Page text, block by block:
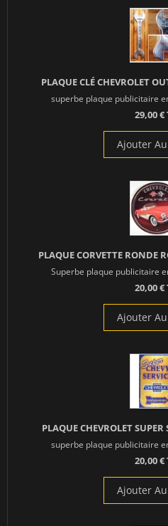
PLAQUE CLÉ CHEVROLET
superbe plaque publicitaire
29,00 €
Ajouter
PLAQUE CORVETTE RONDE
Superbe plaque publicitaire
20,00 €
Ajouter
PLAQUE CHEVROLET
superbe plaque publicitaire
20,00 €
Ajouter